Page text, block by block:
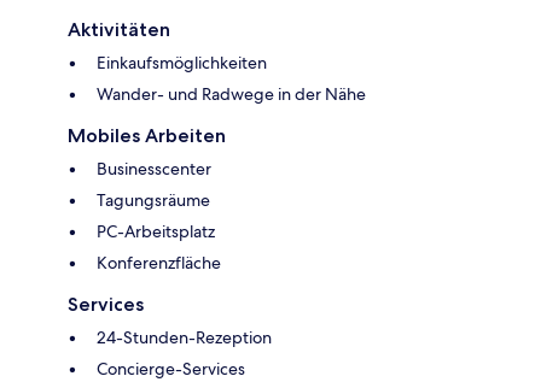
Aktivitäten
Einkaufsmöglichkeiten
Wander- und Radwege in der Nähe
Mobiles Arbeiten
Businesscenter
Tagungsräume
PC-Arbeitsplatz
Konferenzfläche
Services
24-Stunden-Rezeption
Concierge-Services